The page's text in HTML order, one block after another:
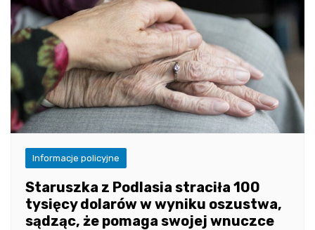
Informacje policyjne
Staruszka z Podlasia straciła 100
tysięcy dolarów w wyniku oszustwa,
sądząc, że pomaga swojej wnuczce